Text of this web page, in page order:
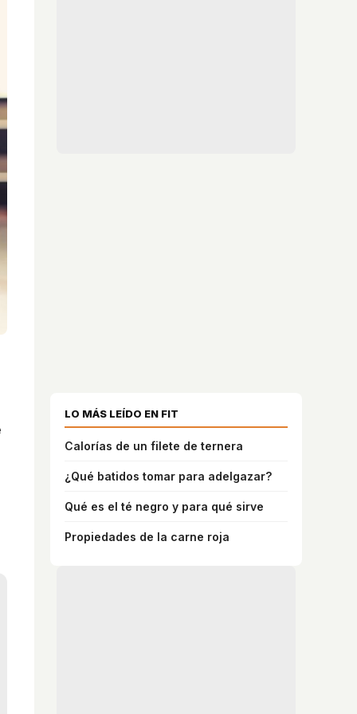
LO MÁS LEÍDO EN FIT
Calorías de un filete de ternera
¿Qué batidos tomar para adelgazar?
Qué es el té negro y para qué sirve
Propiedades de la carne roja